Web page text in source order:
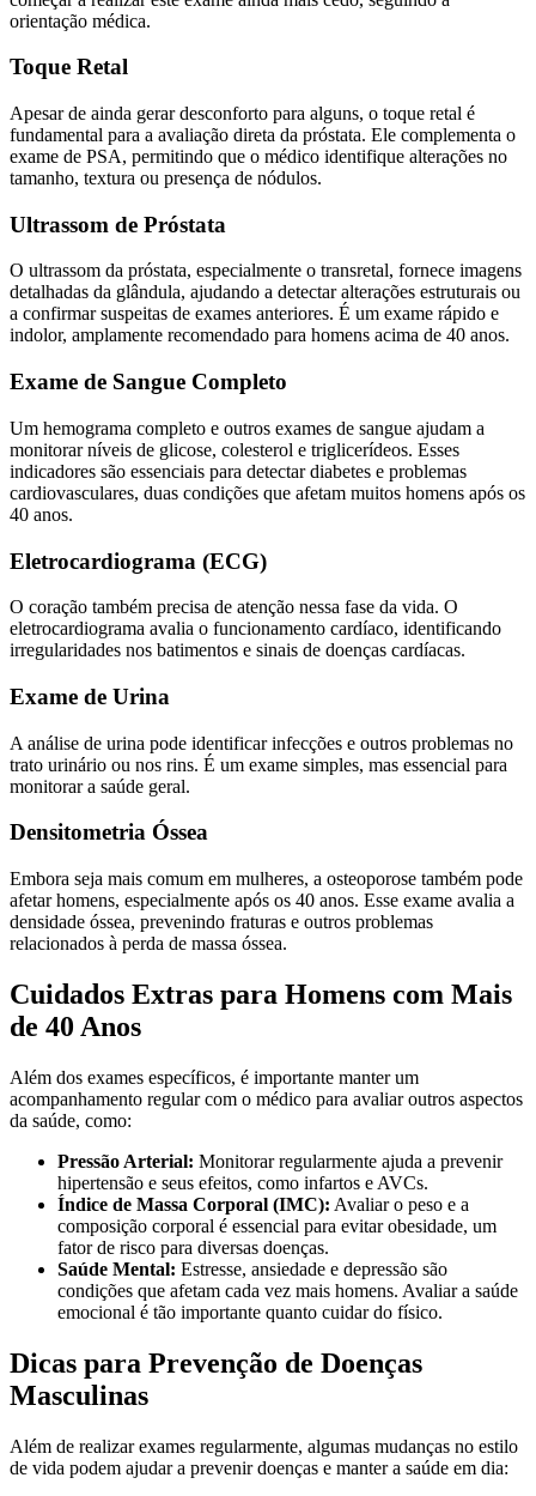
orientação médica.
Toque Retal
Apesar de ainda gerar desconforto para alguns, o toque retal é
fundamental para a avaliação direta da próstata. Ele complementa o
exame de PSA, permitindo que o médico identifique alterações no
tamanho, textura ou presença de nódulos.
Ultrassom de Próstata
O ultrassom da próstata, especialmente o transretal, fornece imagens
detalhadas da glândula, ajudando a detectar alterações estruturais ou
a confirmar suspeitas de exames anteriores. É um exame rápido e
indolor, amplamente recomendado para homens acima de 40 anos.
Exame de Sangue Completo
Um hemograma completo e outros exames de sangue ajudam a
monitorar níveis de glicose, colesterol e triglicerídeos. Esses
indicadores são essenciais para detectar diabetes e problemas
cardiovasculares, duas condições que afetam muitos homens após os
40 anos.
Eletrocardiograma (ECG)
O coração também precisa de atenção nessa fase da vida. O
eletrocardiograma avalia o funcionamento cardíaco, identificando
irregularidades nos batimentos e sinais de doenças cardíacas.
Exame de Urina
A análise de urina pode identificar infecções e outros problemas no
trato urinário ou nos rins. É um exame simples, mas essencial para
monitorar a saúde geral.
Densitometria Óssea
Embora seja mais comum em mulheres, a osteoporose também pode
afetar homens, especialmente após os 40 anos. Esse exame avalia a
densidade óssea, prevenindo fraturas e outros problemas
relacionados à perda de massa óssea.
Cuidados Extras para Homens com Mais
de 40 Anos
Além dos exames específicos, é importante manter um
acompanhamento regular com o médico para avaliar outros aspectos
da saúde, como:
Pressão Arterial: Monitorar regularmente ajuda a prevenir
hipertensão e seus efeitos, como infartos e AVCs.
Índice de Massa Corporal (IMC): Avaliar o peso e a
composição corporal é essencial para evitar obesidade, um
fator de risco para diversas doenças.
Saúde Mental: Estresse, ansiedade e depressão são
condições que afetam cada vez mais homens. Avaliar a saúde
emocional é tão importante quanto cuidar do físico.
Dicas para Prevenção de Doenças
Masculinas
Além de realizar exames regularmente, algumas mudanças no estilo
de vida podem ajudar a prevenir doenças e manter a saúde em dia: